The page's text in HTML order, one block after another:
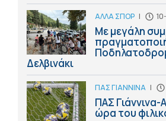
ΑΛΛΑ ΣΠΟΡ |
Με μεγάλη
Δελβινάκι
ΠΑΣ ΓΙΑΝΝΙΝΑ |
ΠΑΣ Γιάννινα-
ώρα του